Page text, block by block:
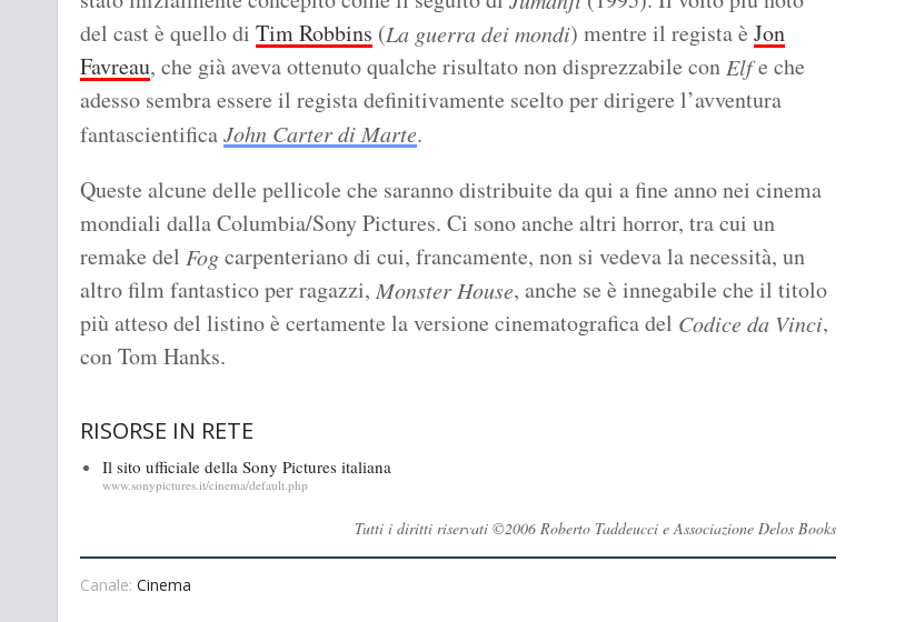
del cast è quello di Tim Robbins (La guerra dei mondi) mentre il regista è Jon
Favreau, che già aveva ottenuto qualche risultato non disprezzabile conElfe che
adesso sembra essere il regista definitivamente scelto per dirigere l’avventura
fantascientificaJohn Carter di Marte.
Queste alcune delle pellicole che saranno distribuite da qui a fine anno nei cinema
mondiali dalla Columbia/Sony Pictures. Ci sono anche altri horror, tra cui un
remake del Fogcarpenteriano di cui, francamente, non si vedeva la necessità, un
altro film fantastico per ragazzi, Monster House, anche se è innegabile che il titolo
più atteso del listino è certamente la versione cinematografica del Codice da Vinci,
con Tom Hanks.
RISORSE IN RETE
Il sito ufficiale della Sony Pictures italiana
www.sonypictures.it/cinema/default.php
Tutti i diritti riservati ©2006 Roberto Taddeucci e Associazione Delos Books
Canale: Cinema